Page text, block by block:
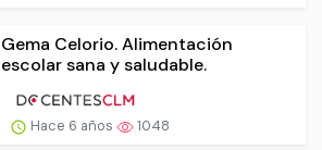
Gema Celorio. Alimentación
escolar sana y saludable.
Hace 6 años 1048